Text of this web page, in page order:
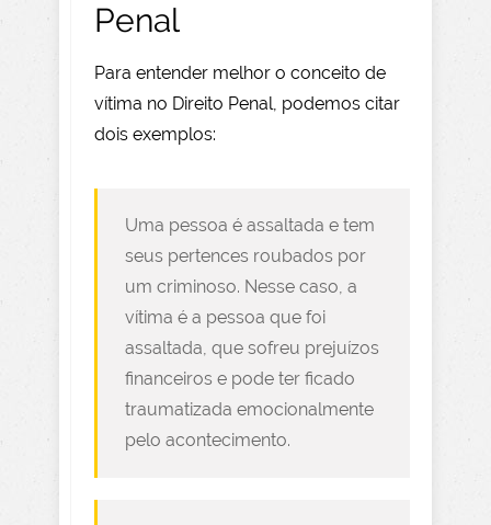
Penal
Para entender melhor o conceito de
vítima no Direito Penal, podemos citar
dois exemplos:
Uma pessoa é assaltada e tem
seus pertences roubados por
um criminoso. Nesse caso, a
vítima é a pessoa que foi
assaltada, que sofreu prejuízos
financeiros e pode ter ficado
traumatizada emocionalmente
pelo acontecimento.